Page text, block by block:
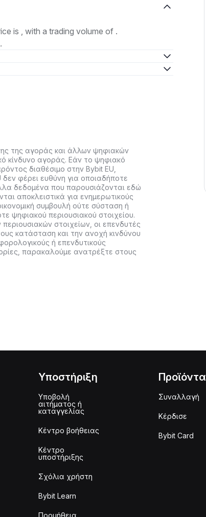
is , with a trading volume of .
της αγοράς και άλλων ψηφιακών
κίνδυνο αγοράς. Εάν το ψηφιακό
διαθέσιμο στην Bybit EU,
φέρει ευθύνη για οποιαδήποτε
δεδομένα που παρουσιάζονται εδώ
αποκλειστικά για ενημερωτικούς
συμβουλή ούτε σύσταση ή
ψηφιακού περιουσιακού στοιχείου.
στοιχείων, οι επενδυτές
κατάσταση και την ανοχή κινδύνου
ή επενδυτικούς
παρακαλούμε ανατρέξτε στους
Υποστήριξη
Υποβολή
αιτήματος ή
καταγγελίας
Κέντρο βοήθειας
Κέντρο
υποστήριξης
Σχόλια χρήστη
Bybit Learn
Προμήθεια
Προϊόντα
Συναλλαγή
Κέρδισε
Bybit Card